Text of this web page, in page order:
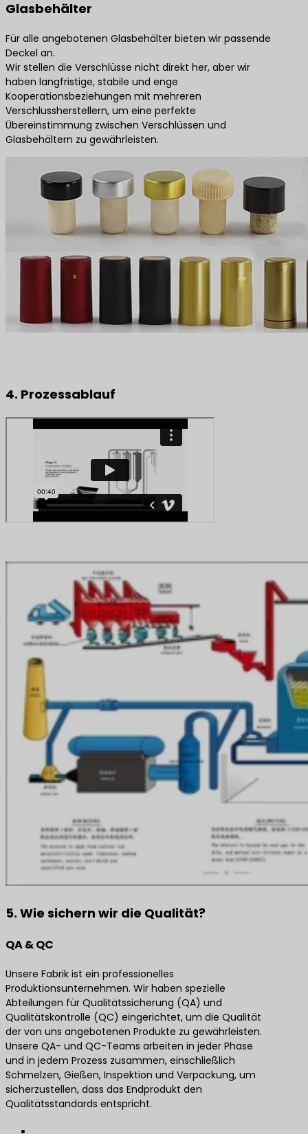
Glasbehälter
Für alle angebotenen Glasbehälter bieten wir passende
Deckel an.
Wir stellen die Verschlüsse nicht direkt her, aber wir
haben langfristige, stabile und enge
Kooperationsbeziehungen mit mehreren
Verschlussherstellern, um eine perfekte
Übereinstimmung zwischen Verschlüssen und
Glasbehältern zu gewährleisten.
4. Prozessablauf
5. Wie sichern wir die Qualität?
QA & QC
Unsere Fabrik ist ein professionelles
Produktionsunternehmen. Wir haben spezielle
Abteilungen für Qualitätssicherung (QA) und
Qualitätskontrolle (QC) eingerichtet, um die Qualität
der von uns angebotenen Produkte zu gewährleisten.
Unsere QA- und QC-Teams arbeiten in jeder Phase
und in jedem Prozess zusammen, einschließlich
Schmelzen, Gießen, Inspektion und Verpackung, um
sicherzustellen, dass das Endprodukt den
Qualitätsstandards entspricht.